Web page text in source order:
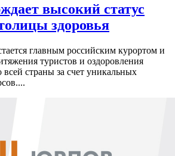
высокий статус
здоровья
главным российским курортом и
туристов и оздоровления
всей страны за счет уникальных